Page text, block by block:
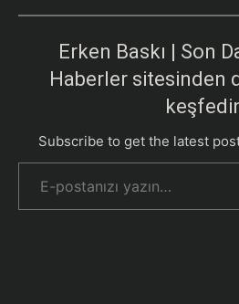
Erken Baskı | Son
Haberler sitesinden
Subscribe to get the latest
E-postanızı yazın…